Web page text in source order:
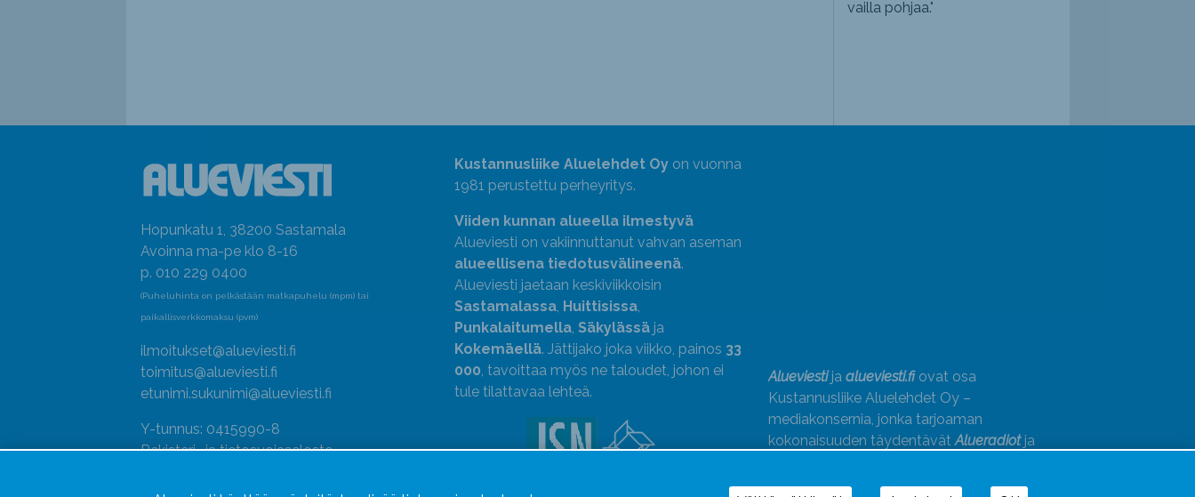
vailla pohjaa."
Hopunkatu 1, 38200 Sastamala
Avoinna ma-pe klo 8-16
p. 010 229 0400
(Puheluhinta on pelkästään matkapuhelu (mpm) tai
paikallisverkkomaksu (pvm)
ilmoitukset@alueviesti.fi
toimitus@alueviesti.fi
etunimi.sukunimi@alueviesti.fi
Y-tunnus: 0415990-8
Rekisteri- ja tietosuojaseloste
Kustannusliike Aluelehdet Oyon vuonna
1981 perustettu perheyritys.
Viiden kunnan alueella ilmestyvä
Alueviesti on vakiinnuttanut vahvan aseman
alueellisena tiedotusvälineenä.
Alueviesti jaetaan keskiviikkoisin
Sastamalassa, Huittisissa,
Punkalaitumella, Säkylässäja
Kokemäellä. Jättijako joka viikko, painos 33
000, tavoittaa myös ne taloudet, johon ei
tule tilattavaa lehteä.
Alueviestija alueviesti.fiovat osa
Kustannusliike Aluelehdet Oy –
mediakonsernia, jonka tarjoaman
kokonaisuuden täydentävätAlueradiotja